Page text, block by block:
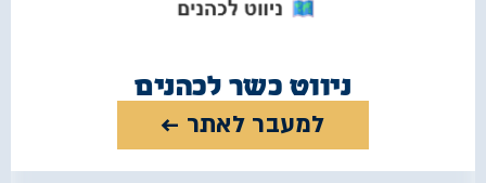
ניווט כשר לכהנים
למעבר לאתר ←